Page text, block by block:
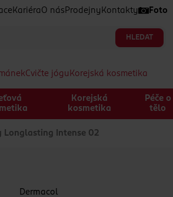
Kariéra O nás Prodejny Kontakty Foto
HLEDAT
Cvičte jógu Korejská kosmetika
Korejská
kosmetika
Péče o
tělo
Longlasting Intense 02
Dermacol